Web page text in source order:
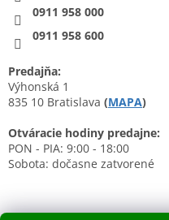
0911 958 000
0911 958 600
Predajňa:
Výhonská 1
835 10 Bratislava (MAPA)
Otváracie hodiny predajne:
PON - PIA: 9:00 - 18:00
Sobota: dočasne zatvorené